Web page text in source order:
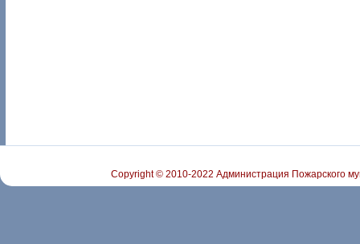
Copyright © 2010-2022 Администрация Пожарского